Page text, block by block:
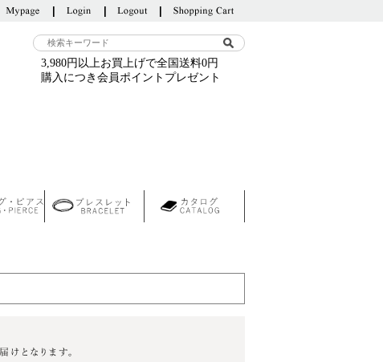
3,980円以上お買上げで全国送料0円
購入につき会員ポイントプレゼント